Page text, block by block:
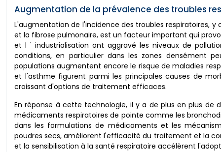
Augmentation de la prévalence des troubles
L'augmentation de l'incidence des troubles respiratoires,
et la fibrose pulmonaire, est un facteur important qui
et l ' industrialisation ont aggravé les niveaux de
conditions, en particulier dans les zones densément
populations augmentent encore le risque de maladies
et l'asthme figurent parmi les principales causes de
croissant d'options de traitement efficaces.
En réponse à cette technologie, il y a de plus en plus
médicaments respiratoires de pointe comme les
dans les formulations de médicaments et les
poudres secs, améliorent l'efficacité du traitement et la
et la sensibilisation à la santé respiratoire accélèrent